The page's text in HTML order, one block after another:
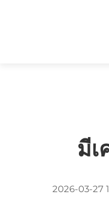
มี
2026-03-27